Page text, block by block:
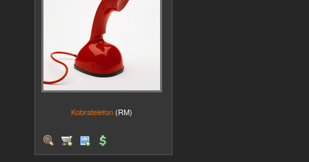
Kobratelefon (RM)